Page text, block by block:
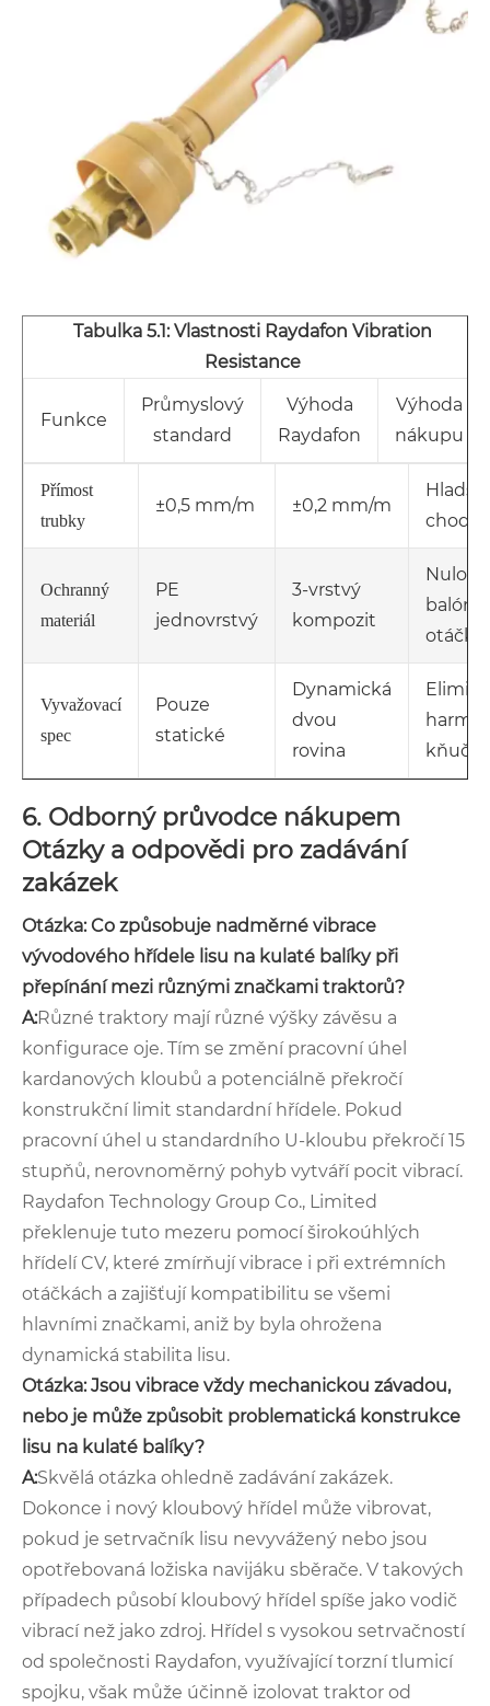
Tabulka 5.1: Vlastnosti Raydafon Vibration
Resistance
Funkce
Průmyslový
standard
Výhoda
Raydafon
Výhoda
nákupu
Přímost
trubky
±0,5 mm/m ±0,2 mm/m
Hladší
chod
Ochranný
materiál
PE
jednovrstvý
3-vrstvý
kompozit
Nulový
balón
Vyvažovací
spec
Pouze
statické
Dynamická
dvou
rovina
6. Odborný průvodce nákupem
Otázky a odpovědi pro zadávání
zakázek
Otázka: Co způsobuje nadměrné vibrace
vývodového hřídele lisu na kulaté balíky při
přepínání mezi různými značkami traktorů?
A:Různé traktory mají různé výšky závěsu a
konfigurace oje. Tím se změní pracovní úhel
kardanových kloubů a potenciálně překročí
konstrukční limit standardní hřídele. Pokud
pracovní úhel u standardního U-kloubu překročí 15
stupňů, nerovnoměrný pohyb vytváří pocit vibrací.
Raydafon Technology Group Co., Limited
překlenuje tuto mezeru pomocí širokoúhlých
hřídelí CV, které zmírňují vibrace i při extrémních
otáčkách a zajišťují kompatibilitu se všemi
hlavními značkami, aniž by byla ohrožena
dynamická stabilita lisu.
Otázka: Jsou vibrace vždy mechanickou závadou,
nebo je může způsobit problematická konstrukce
lisu na kulaté balíky?
A:Skvělá otázka ohledně zadávání zakázek.
Dokonce i nový kloubový hřídel může vibrovat,
pokud je setrvačník lisu nevyvážený nebo jsou
opotřebovaná ložiska navijáku sběrače. V takových
případech působí kloubový hřídel spíše jako vodič
vibrací než jako zdroj. Hřídel s vysokou setrvačností
od společnosti Raydafon, využívající torzní tlumicí
spojku, však může účinně izolovat traktor od